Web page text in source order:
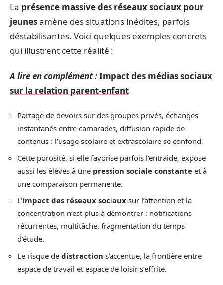
La présence massive des réseaux sociaux pour
jeunesamène des situations inédites, parfois
déstabilisantes. Voici quelques exemples concrets
qui illustrent cette réalité :
A lire en complément :Impact des médias sociaux
sur la relation parent-enfant
Partage de devoirs sur des groupes privés, échanges
instantanés entre camarades, diffusion rapide de
contenus : l’usage scolaire et extrascolaire se confond.
Cette porosité, si elle favorise parfois l’entraide, expose
aussi les élèves à une pression sociale constante et à
une comparaison permanente.
L’impact des réseaux sociaux sur l’attention et la
concentration n’est plus à démontrer : notifications
récurrentes, multitâche, fragmentation du temps
d’étude.
Le risque de distraction s’accentue, la frontière entre
espace de travail et espace de loisir s’effrite.